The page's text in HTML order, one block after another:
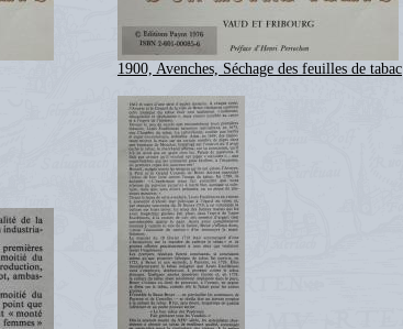
1900, Avenches, Séchage des feuilles de tabac